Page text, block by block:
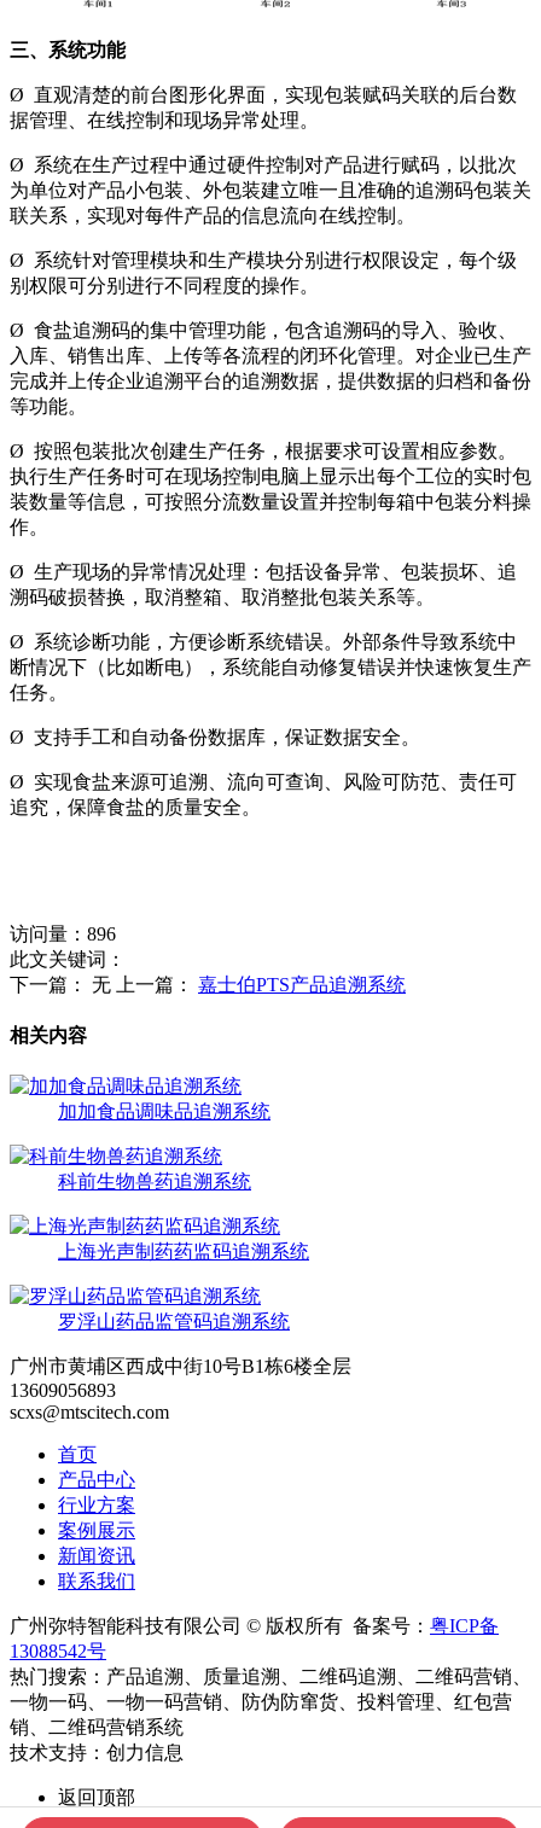
三、 系统功能
Ø 直观清楚的前台图形化界面，实现包装赋码关联的后台数
据管理、在线控制和现场异常处理。
Ø 系统在生产过程中通过硬件控制对产品进行赋码，以批次
为单位对产品小包装、外包装建立唯一且准确的追溯码包装关
联关系，实现对每件产品的信息流向在线控制。
Ø 系统针对管理模块和生产模块分别进行权限设定，每个级
别权限可分别进行不同程度的操作。
Ø 食盐追溯码的集中管理功能，包含追溯码的导入、验收、
入库、销售出库、上传等各流程的闭环化管理。对企业已生产
完成并上传企业追溯平台的追溯数据，提供数据的归档和备份
等功能。
Ø 按照包装批次创建生产任务，根据要求可设置相应参数。
执行生产任务时可在现场控制电脑上显示出每个工位的实时包
装数量等信息，可按照分流数量设置并控制每箱中包装分料操
作。
Ø 生产现场的异常情况处理：包括设备异常、包装损坏、追
溯码破损替换，取消整箱、取消整批包装关系等。
Ø 系统诊断功能，方便诊断系统错误。外部条件导致系统中
断情况下（比如断电），系统能自动修复错误并快速恢复生产
任务。
Ø 支持手工和自动备份数据库，保证数据安全。
Ø 实现食盐来源可追溯、流向可查询、风险可防范、责任可
追究，保障食盐的质量安全。
访问量： 896
此文关键词：
下一篇： 无
上一篇： 嘉士伯PTS产品追溯系统
相关内容
加加食品调味品追溯系统
科前生物兽药追溯系统
上海光声制药药监码追溯系统
罗浮山药品监管码追溯系统
广州市黄埔区西成中街10号B1栋6楼全层
13609056893
scxs@mtscitech.com
首页
产品中心
行业方案
案例展示
新闻资讯
联系我们
广州弥特智能科技有限公司 © 版权所有 备案号： 粤ICP备
13088542号
热门搜索：产品追溯、质量追溯、二维码追溯、二维码营销、
一物一码、一物一码营销、防伪防窜货、投料管理、红包营
销、二维码营销系统
技术支持：创力信息
返回顶部
13609056893